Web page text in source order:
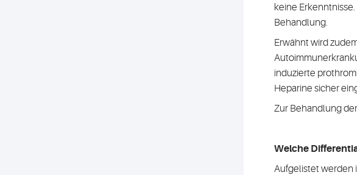
keine
Behandlung.
Erwähnt wird
induzierte
Heparine sicher
Zur Behandlung
Welche
Aufgelistet werden